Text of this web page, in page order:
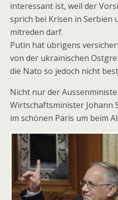
interessant ist, weil der
sprich bei Krisen in Serbien
mitreden darf.
Putin hat übrigens
von der ukrainischen
die Nato so jedoch nicht
Nicht nur der
Wirtschaftsminister Johann
im schönen Paris um beim